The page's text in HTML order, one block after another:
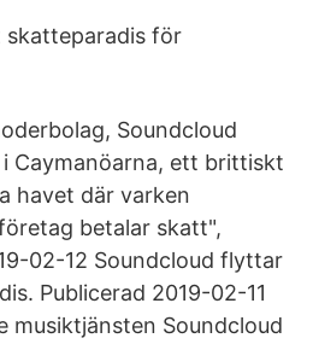
skatteparadis för
Soundcloud
Caymanöarna, ett brittiskt
havet där varken
betalar skatt",
02-12 Soundcloud flyttar
Publicerad 2019-02-11
musiktjänsten Soundcloud